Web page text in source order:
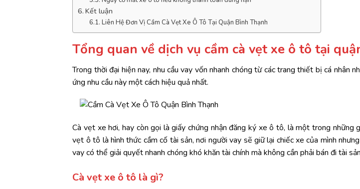
Kết luận
Liên Hệ Đơn Vị Cầm Cà Vẹt Xe Ô Tô Tại Quận Bình Thạnh
Tổng quan về dịch vụ cầm cà vẹt xe ô tô tại
Trong thời đại hiện nay, nhu cầu vay vốn nhanh chóng từ các trang thiết bị cá nhân
ứng nhu cầu này một cách hiệu quả nhất.
Cà vẹt xe hơi, hay còn gọi là giấy chứng nhận đăng ký xe ô tô, là một trong
vẹt ô tô là hình thức cầm cố tài sản, nơi người vay sẽ giữ lại chiếc xe của mình
vay có thể giải quyết nhanh chóng khó khăn tài chính mà không cần phải bán đi tài
Cà vẹt xe ô tô là gì?